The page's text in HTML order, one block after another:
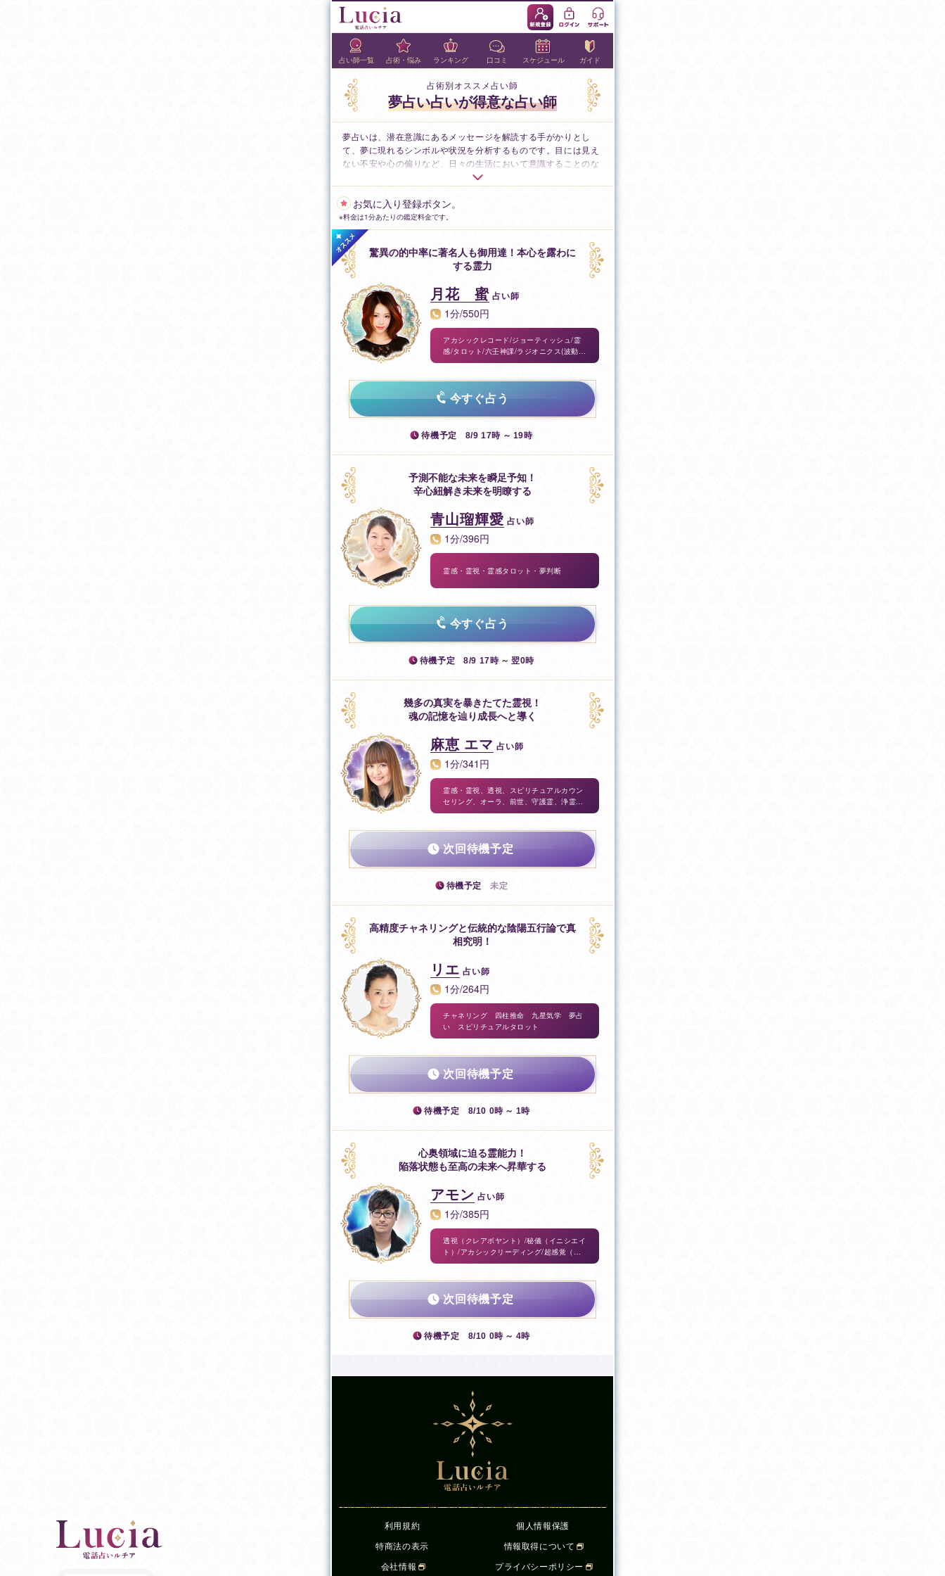
占い師一覧 占術・悩み ランキング 口コミ スケジュール ガイド
占術別オススメ占い師
夢占い占いが得意な占い師
夢占いは、潜在意識にあるメッセージを解読する手がかりとし
て、夢に現れるシンボルや状況を分析するものです。目には見え
ない不安や心の偏りなど、日々の生活において意識することのな
い感情が夢を通して現れる場合があります。また現在の心理状態
以外にも将来に起こりうる出来事を読み解くことも可能です。占
いという側面もありつつも分析に近いものがあり、心理カウンセ
リングと似たアプローチを取る場合も。精神分析学の父とも言わ
れるフロイトの『夢判断』にもあるように、夢は私たちの内面を
映し出す鏡とされています。夢から受け取る印象が強く残る場合
は、あなたの心が何かを伝えようとしているのかもしれません。
夢に耳を傾け、自身の内面と向き合うことで、心のバランスを取
り戻す手がかりを見つけ出すことができるでしょう。
お気に入り登録ボタン。
料金は1分あたりの鑑定料金です。
驚異の的中率に著名人も御用達！本心を露わに
する霊力
月花 蜜 占い師
1分/550円
アカシックレコード/ジョーティッシュ/霊
感/タロット/六壬神課/ラジオニクス(波動調
整)/西洋占星術/諸葛亮易/宿曜/自動筆記/ツ
今すぐ占う
待機予定 8/9 17時 ～ 19時
予測不能な未来を瞬足予知！
辛心紐解き未来を明瞭する
青山瑠輝愛 占い師
1分/396円
霊感・霊視・霊感タロット・夢判断
今すぐ占う
待機予定 8/9 17時 ～ 翌0時
幾多の真実を暴きたてた霊視！
魂の記憶を辿り成長へと導く
麻恵 エマ 占い師
1分/341円
霊感・霊視、透視、スピリチュアルカウン
セリング、オーラ、前世、守護霊、浄霊、
縁結び、祈祷祈願、風水
次回待機予定
待機予定 未定
高精度チャネリングと伝統的な陰陽五行論で真
相究明！
リエ 占い師
1分/264円
チャネリング 四柱推命 九星気学 夢占
い スピリチュアルタロット
次回待機予定
待機予定 8/10 0時 ～ 1時
心奥領域に迫る霊能力！
陥落状態も至高の未来へ昇華する
アモン 占い師
1分/385円
透視（クレアボヤント）/秘儀（イニシエイ
ト）/アカシックリーディング/超感覚（サ
イキック）/超言語（テレパシー）/ペット/
次回待機予定
待機予定 8/10 0時 ～ 4時
利用規約
個人情報保護
特商法の表示
情報取得について
会社情報
プライバシーポリシー